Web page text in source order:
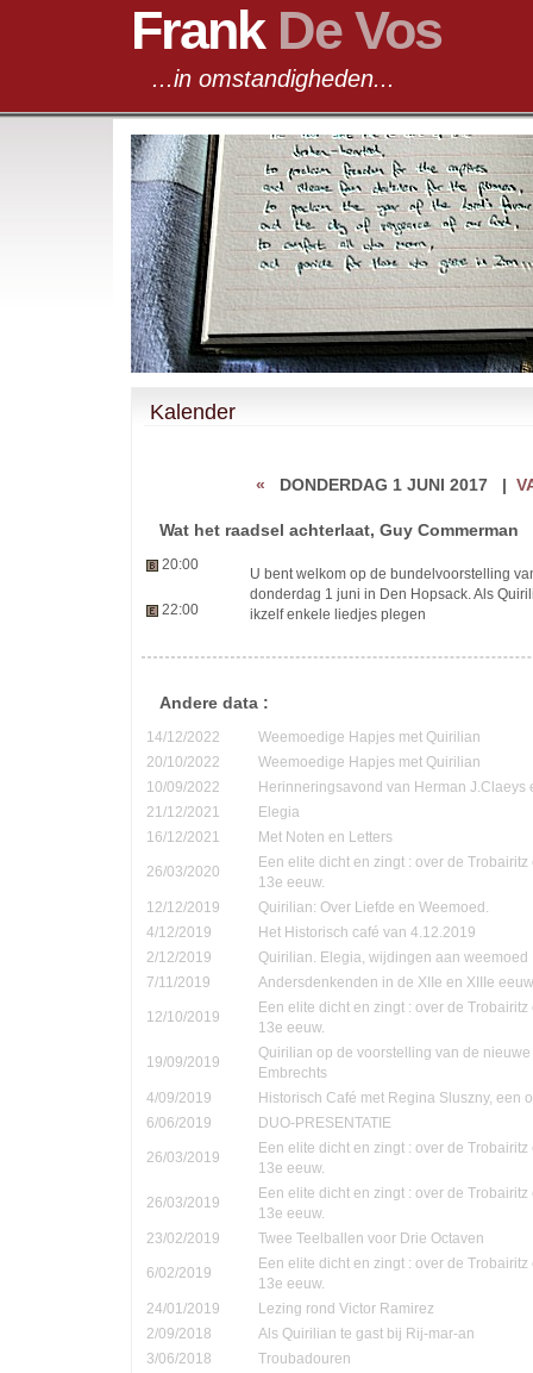
Frank De Vos
...in omstandigheden...
Kalender
« DONDERDAG 1 JUNI 2017|
Wat het raadsel achterlaat, Guy Commerman
20:00
22:00
U bent welkom op de bundelvoorstelling
donderdag 1 juni in Den Hopsack. Als
ikzelf enkele liedjes plegen
Andere data :
14/12/2022
Weemoedige Hapjes met Quirilian
20/10/2022
Weemoedige Hapjes met Quirilian
10/09/2022
Herinneringsavond van Herman J.Claeys
21/12/2021
Elegia
16/12/2021
Met Noten en Letters
26/03/2020
Een elite dicht en zingt : over de
13e eeuw.
12/12/2019
Quirilian: Over Liefde en Weemoed.
4/12/2019
Het Historisch café van 4.12.2019
2/12/2019
Quirilian. Elegia, wijdingen aan weemoed
7/11/2019
Andersdenkenden in de XIIe en XIIIe
12/10/2019
Een elite dicht en zingt : over de
13e eeuw.
19/09/2019
Quirilian op de voorstelling van de
Embrechts
4/09/2019
Historisch Café met Regina Sluszny, een
6/06/2019
DUO-PRESENTATIE
26/03/2019
Een elite dicht en zingt : over de
13e eeuw.
26/03/2019
Een elite dicht en zingt : over de
13e eeuw.
23/02/2019
Twee Teelballen voor Drie Octaven
6/02/2019
Een elite dicht en zingt : over de
13e eeuw.
24/01/2019
Lezing rond Victor Ramirez
2/09/2018
Als Quirilian te gast bij Rij-mar-an
3/06/2018
Troubadouren